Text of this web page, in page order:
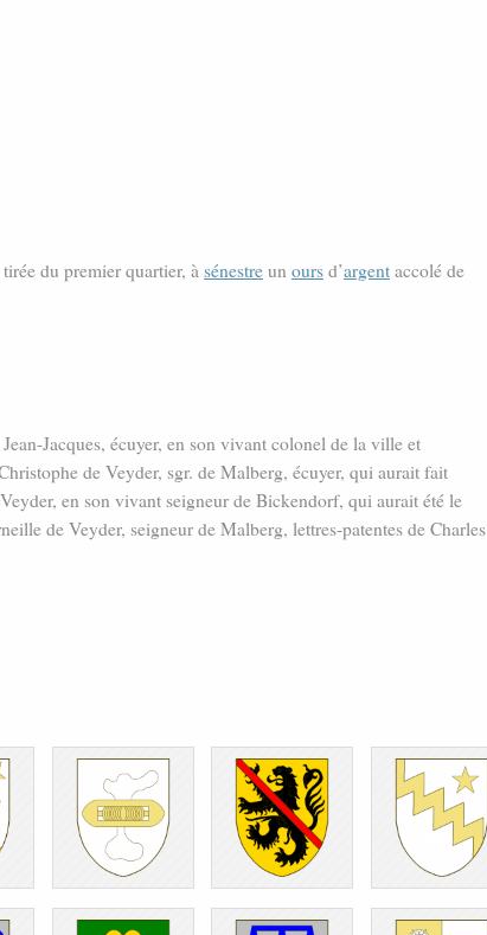
du premier quartier, à sénestre un ours d’argent accolé de
Jacques, écuyer, en son vivant colonel de la ville et
de Veyder, sgr. de Malberg, écuyer, qui aurait fait
en son vivant seigneur de Bickendorf, qui aurait été le
de Veyder, seigneur de Malberg, lettres-patentes de Charles